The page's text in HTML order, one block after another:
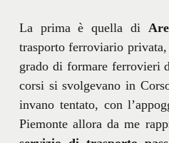
La prima è quella di
trasporto ferroviario
grado di formare ferrovieri
corsi si svolgevano in
invano tentato, con
Piemonte allora da me